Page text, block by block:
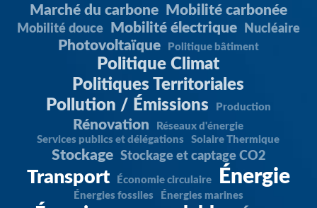
Marché du carbone Mobilité carbonée
Mobilité douce Mobilité électrique Nucléaire
Photovoltaïque Politique bâtiment
Politique Climat
Politiques Territoriales
Pollution / Émissions
Production
Rénovation
Réseaux d'énergie
Services publics et délégations
Solaire Thermique
Stockage Stockage et captage CO2
Transport Économie circulaire Énergie
Énergies fossiles Énergies marines